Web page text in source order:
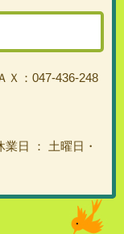
Ｘ：047-436-248
日 ： 土曜日・